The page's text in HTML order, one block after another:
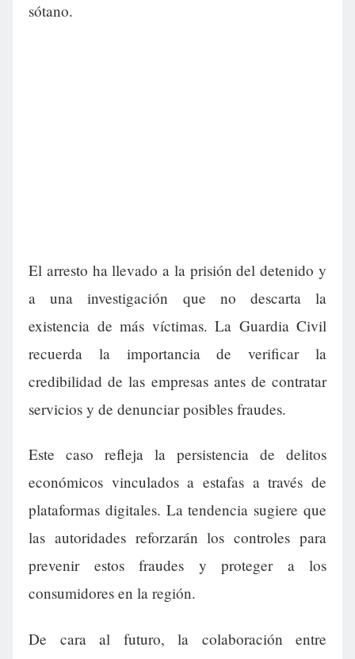
sótano.
El arresto ha llevado a la prisión del detenido y
a una investigación que no descarta la
existencia de más víctimas. La Guardia Civil
recuerda la importancia de verificar la
credibilidad de las empresas antes de contratar
servicios y de denunciar posibles fraudes.
Este caso refleja la persistencia de delitos
económicos vinculados a estafas a través de
plataformas digitales. La tendencia sugiere que
las autoridades reforzarán los controles para
prevenir estos fraudes y proteger a los
consumidores en la región.
De cara al futuro, la colaboración entre